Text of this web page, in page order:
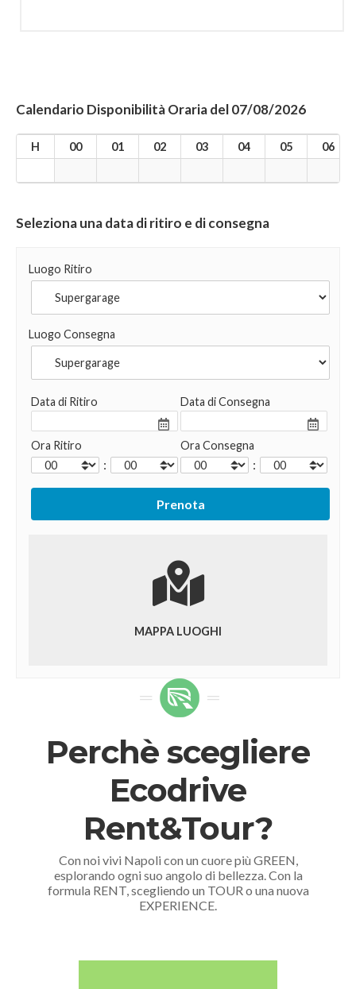
Calendario Disponibilità Oraria del 07/08/2026
H 00 01 02 03 04 05 06
Seleziona una data di ritiro e di consegna
Luogo Ritiro
Luogo Consegna
Data di Ritiro
Ora Ritiro
:
Data di Consegna
Ora Consegna
:
MAPPA LUOGHI
Perchè scegliere
Ecodrive
Rent&Tour?
Con noi vivi Napoli con un cuore più GREEN,
esplorando ogni suo angolo di bellezza. Con la
formula RENT, scegliendo un TOUR o una nuova
EXPERIENCE.